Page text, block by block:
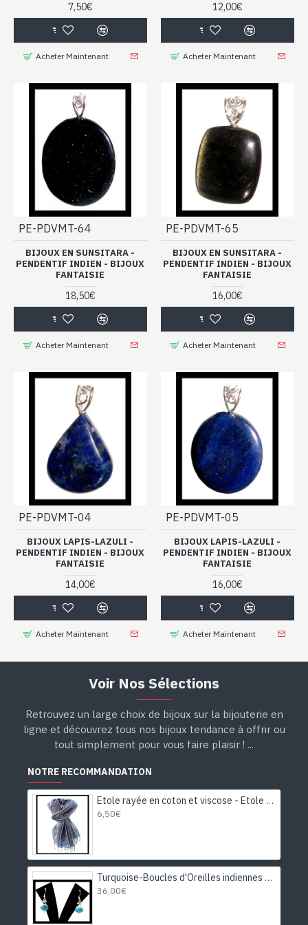
7,50€
Acheter Maintenant
12,00€
Acheter Maintenant
PE-PDVMT-64
BIJOUX EN SUNSITARA -
PENDENTIF INDIEN - BIJOUX
FANTAISIE
18,50€
Acheter Maintenant
PE-PDVMT-65
BIJOUX EN SUNSITARA -
PENDENTIF INDIEN - BIJOUX
FANTAISIE
16,00€
Acheter Maintenant
PE-PDVMT-04
BIJOUX LAPIS-LAZULI -
PENDENTIF INDIEN - BIJOUX
FANTAISIE
14,00€
Acheter Maintenant
PE-PDVMT-05
BIJOUX LAPIS-LAZULI -
PENDENTIF INDIEN - BIJOUX
FANTAISIE
16,00€
Acheter Maintenant
Voir Nos Sélections
Retrouvez un large choix de bijoux sur la bijouterie en
ligne et découvrez tous nos bijoux tendance à offrir ou
tout simplement pour vous faire plaisir ! ...
NOTRE RECOMMANDATION
Etole rayée en coton et viscose - Etole indienne
6,50€
Turquoise-Boucles d'Oreilles indiennes Turquoise-Bijoux Inde
36,00€